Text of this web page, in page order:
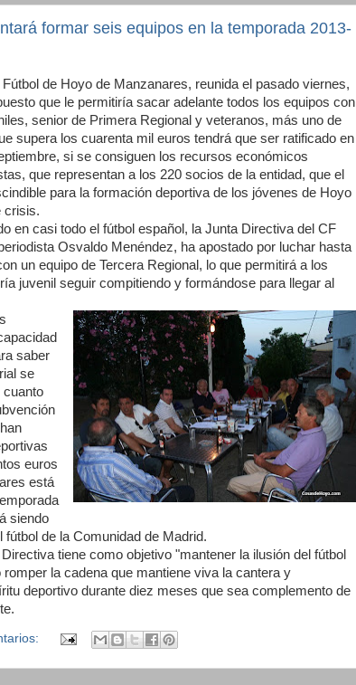
formar seis equipos en la temporada 2013-
de Hoyo de Manzanares, reunida el pasado viernes,
que le permitiría sacar adelante todos los equipos con
senior de Primera Regional y veteranos, más uno de
supera los cuarenta mil euros tendrá que ser ratificado en
si se consiguen los recursos económicos
que representan a los 220 socios de la entidad, que el
para la formación deportiva de los jóvenes de Hoyo
crisis.
en casi todo el fútbol español, la Junta Directiva del CF
Osvaldo Menéndez, ha apostado por luchar hasta
un equipo de Tercera Regional, lo que permitirá a los
juvenil seguir compitiendo y formándose para llegar al
saber
se
cuanto
euros
está
siendo
de la Comunidad de Madrid.
tiene como objetivo "mantener la ilusión del fútbol
la cadena que mantiene viva la cantera y
deportivo durante diez meses que sea complemento de